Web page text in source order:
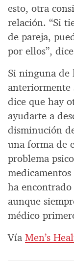
esto, otra
relación. “Si
de pareja,
por ellos”,
Si ninguna de
dice que hay
ayudarte a
disminución
una forma de
problema
ha
aunque
médico
Vía Men’s